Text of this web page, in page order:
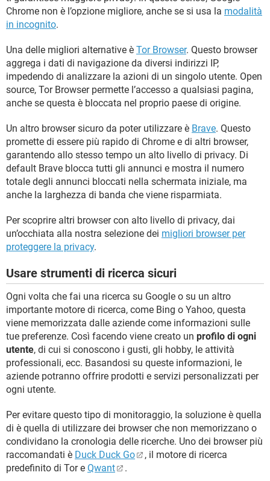
Chrome non è l’opzione migliore, anche se si usa la modalità
in incognito.
Una delle migliori alternative è Tor Browser. Questo browser
aggrega i dati di navigazione da diversi indirizzi IP,
impedendo di analizzare la azioni di un singolo utente. Open
source, Tor Browser permette l’accesso a qualsiasi pagina,
anche se questa è bloccata nel proprio paese di origine.
Un altro browser sicuro da poter utilizzare è Brave. Questo
promette di essere più rapido di Chrome e di altri browser,
garantendo allo stesso tempo un alto livello di privacy. Di
default Brave blocca tutti gli annunci e mostra il numero
totale degli annunci bloccati nella schermata iniziale, ma
anche la larghezza di banda che viene risparmiata.
Per scoprire altri browser con alto livello di privacy, dai
un’occhiata alla nostra selezione dei migliori browser per
proteggere la privacy.
Usare strumenti di ricerca sicuri
Ogni volta che fai una ricerca su Google o su un altro
importante motore di ricerca, come Bing o Yahoo, questa
viene memorizzata dalle aziende come informazioni sulle
tue preferenze. Così facendo viene creato un profilo di ogni
utente, di cui si conoscono i gusti, gli hobby, le attività
professionali, ecc. Basandosi su queste informazioni, le
aziende potranno offrire prodotti e servizi personalizzati per
ogni utente.
Per evitare questo tipo di monitoraggio, la soluzione è quella
di è quella di utilizzare dei browser che non memorizzano o
condividano la cronologia delle ricerche. Uno dei browser più
raccomandati è Duck Duck Go
, il motore di ricerca
predefinito di Tor e Qwant .